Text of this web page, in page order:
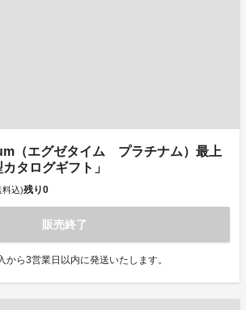
（エグゼタイム プラチナム）最上
タログギフト」
料込)残り0
販売終了
から3営業日以内に発送いたします。